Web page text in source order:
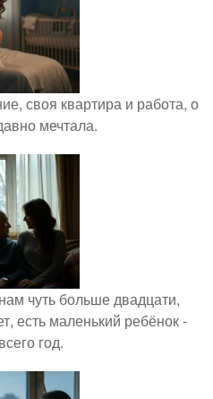
своя квартира и работа, о
мечтала.
чуть больше двадцати,
есть маленький ребёнок -
год.